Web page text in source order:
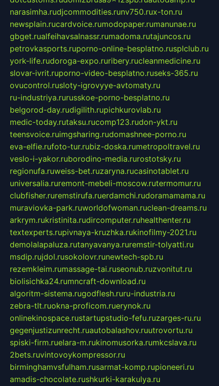
narasimha.rudjcommodities.runv750.rux-ton.ru
newsplain.rucardvoice.rumodopaper.rumanunae.ru
gbget.rualfeihavsalnassr.rumadoma.rutajuncos.ru
petrovkasports.ruporno-online-besplatno.rusplclub.ru
york-life.rudoroga-expo.ruribery.rucleanmedicine.ru
slovar-ivrit.ruporno-video-besplatno.ruseks-365.ru
ovucontrol.rusloty-igrovyye-avtomaty.ru
ru-industriya.rurusskoe-porno-besplatno.ru
belgorod-day.rudigilith.rupichkurovlab.ru
medic-today.rutaksu.rucomp123.rudon-ykt.ru
teensvoice.ruimgsharing.rudomashnee-porno.ru
eva-elfie.rufoto-tur.rubiz-doska.rumetropoltravel.ru
veslo-i-yakor.ruborodino-media.rurostotsky.ru
regionufa.ruweiss-bet.ruzaryna.rucasinotablet.ru
universalia.ruremont-mebeli-moscow.rutermomur.ru
clubfisher.ruremstirufa.ruerdamchi.rudoramamama.ru
muraviovka-park.ruworldofwoman.ruclean-dreams.ru
arkrym.rukristinita.rudircomputer.ruhealthenter.ru
textexperts.rupivnaya-kruzhka.rukinofilmy-2021.ru
demolalapaluza.rutanyavanya.ruremstir-tolyatti.ru
msdip.rujdol.rusokolovr.runewtech-spb.ru
rezemkleim.rumassage-tai.ruseonub.ruzvonitut.ru
biolisichka24.rumncraft-download.ru
algoritm-sistema.rugodflesh.ruru-industria.ru
zebra-tlt.ruokna-proficom.ruerynok.ru
onlinekinospace.rustartupstudio-fefu.ruzarges-ru.ru
gegenjustizunrecht.ruautobalashov.ruutrovortu.ru
spiski-firm.ruelara-m.rukinomusorka.rumkcslava.ru
2bets.ruvintovoykompressor.ru
birminghamvsfulham.rusarmat-komp.rupioneeri.ru
amadis-chocolate.rushkurki-karakulya.ru